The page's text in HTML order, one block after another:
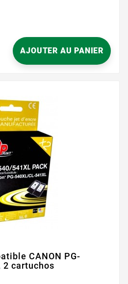
, conçu pour répondre à
avec efficacité et
qualité sans compromettre
AJOUTER AU PANIER
CANON PG-
2 cartuchos